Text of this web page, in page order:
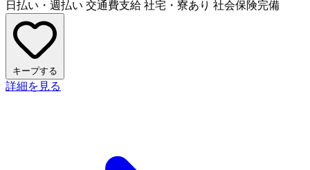
日払い・週払い 交通費支給 社宅・寮あり 社会保険完備
キープする
詳細を見る